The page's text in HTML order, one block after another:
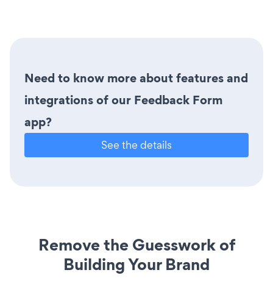
Need to know more about features and
integrations of our Feedback Form
app?
See the details
Remove the Guesswork of
Building Your Brand